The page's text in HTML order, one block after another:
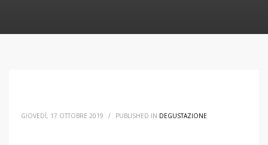
GIOVEDÌ, 17 OTTOBRE 2019 / PUBLISHED IN DEGUSTAZIONE